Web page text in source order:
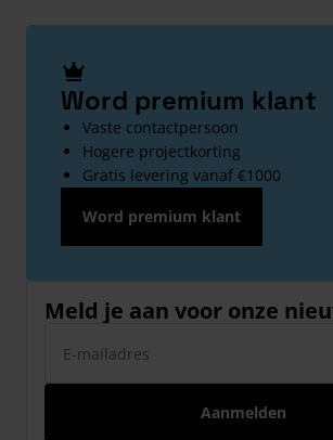
Word premium klant
Vaste contactpersoon
Hogere projectkorting
Gratis levering vanaf €1000
Word premium klant
Meld je aan voor onze
Aanmelden